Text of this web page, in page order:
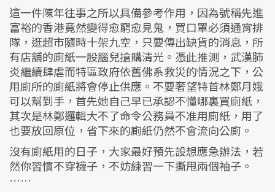
這一件陳年往事之所以具備參考作用，因為號稱先進
富裕的香港竟然變得愈窮愈見鬼，買口罩必須通宵排
隊，逛超市隨時十架九空，只要傳出缺貨的消息，所
有店舖的廁紙一股腦兒搶購清光。憑此推測，武漢肺
炎繼續肆虐而特區政府依舊佛系救災的情況之下，公
用廁所的廁紙將會停止供應。不要奢望特首林鄭月娥
可以幫到手，首先她自己早已承認不懂哪裏買廁紙，
其次是林鄭邏輯大不了命令公務員不准用廁紙，用了
也要放回原位，省下來的廁紙仍然不會流向公廁。
沒有廁紙用的日子，大家最好預先設想應急辦法，若
然你習慣不穿襪子，不妨練習一下撕甩兩個袖子。
……